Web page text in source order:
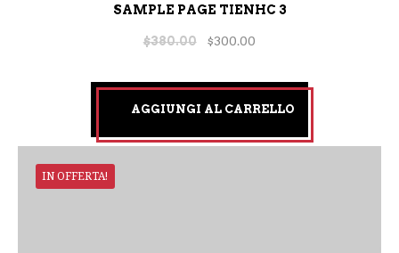
SAMPLE PAGE TIENHC 3
$380.00 $300.00
AGGIUNGI AL CARRELLO
IN OFFERTA!